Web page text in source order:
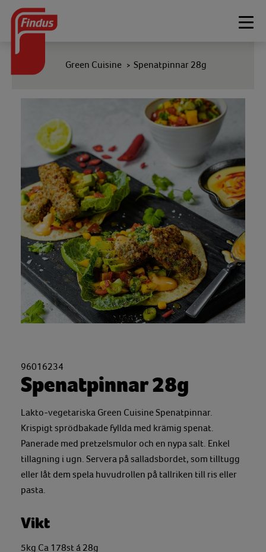
Green Cuisine > Spenatpinnar 28g
96016234
Spenatpinnar 28g
Lakto-vegetariska Green Cuisine Spenatpinnar.
Krispigt sprödbakade fyllda med krämig spenat.
Panerade med pretzelsmulor och en nypa salt. Enkel
tillagning i ugn. Servera på salladsbordet, som tilltugg
eller låt dem spela huvudrollen på tallriken till ris eller
pasta.
Vikt
5kg Ca 178st á 28g